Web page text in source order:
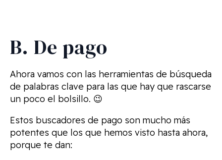
B. De pago
Ahora vamos con las herramientas de búsqueda
de palabras clave para las que hay que rascarse
un poco el bolsillo. 😉
Estos buscadores de pago son mucho más
potentes que los que hemos visto hasta ahora,
porque te dan: